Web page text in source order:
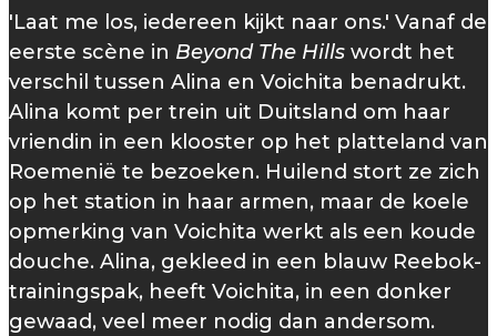
'Laat me los, iedereen kijkt naar ons.' Vanaf de
eerste scène in Beyond The Hills wordt het
verschil tussen Alina en Voichita benadrukt.
Alina komt per trein uit Duitsland om haar
vriendin in een klooster op het platteland van
Roemenië te bezoeken. Huilend stort ze zich
op het station in haar armen, maar de koele
opmerking van Voichita werkt als een koude
douche. Alina, gekleed in een blauw Reebok-
trainingspak, heeft Voichita, in een donker
gewaad, veel meer nodig dan andersom.